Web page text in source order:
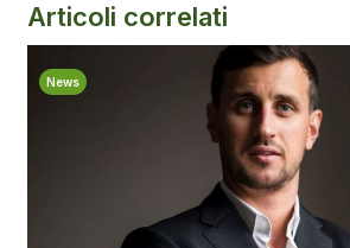
Articoli correlati
News